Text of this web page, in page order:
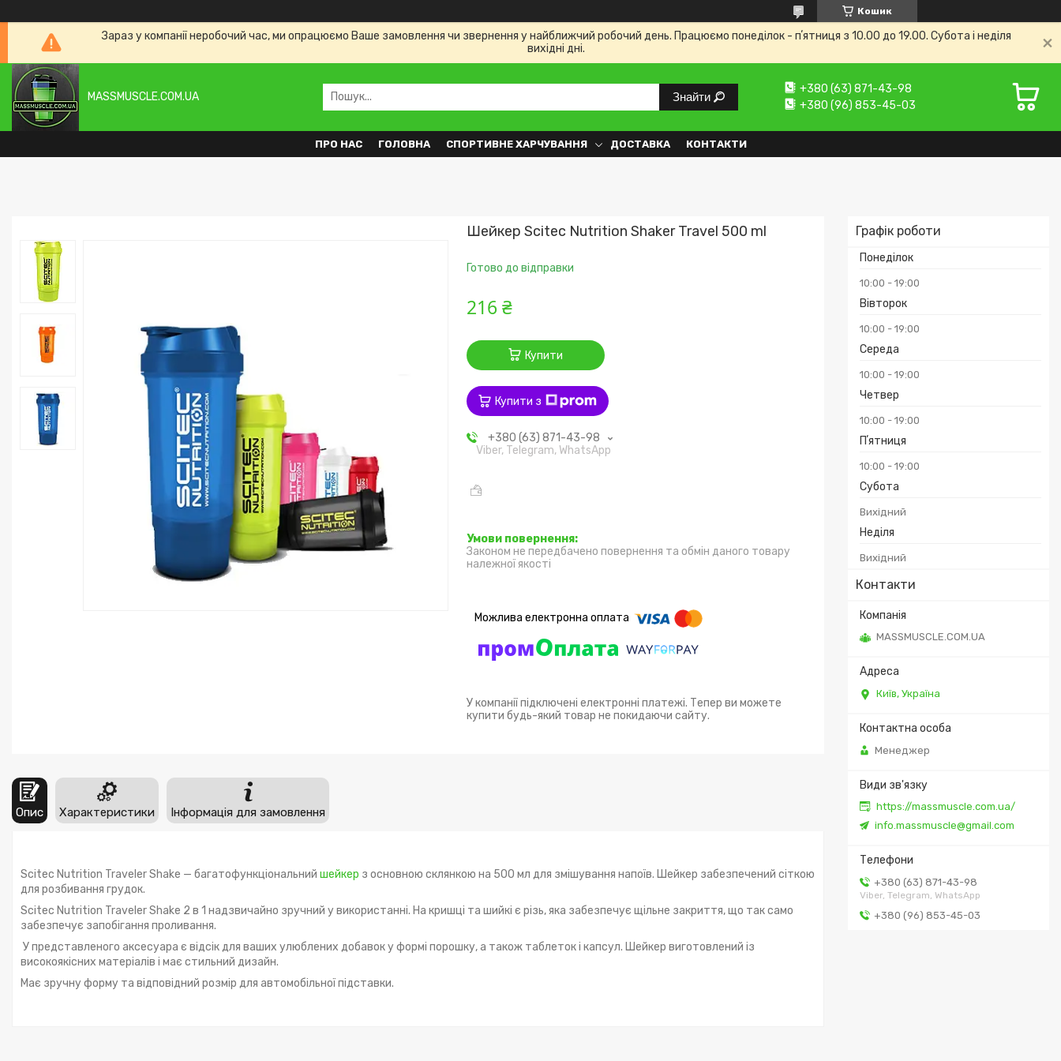
Кошик
Зараз у компанії неробочий час, ми опрацюємо Ваше замовлення чи звернення у найближчий робочий день. Працюємо понеділок - пʼятниця з 10.00 до 19.00. Субота і неділя
вихідні дні.
MASSMUSCLE.COM.UA Знайти
+380 (63) 871-43-98
+380 (96) 853-45-03
ПРО НАС ГОЛОВНА СПОРТИВНЕ ХАРЧУВАННЯ ДОСТАВКА КОНТАКТИ
Графік роботи
Понеділок
10:00 19:00
Вівторок
10:00 19:00
Середа
10:00 19:00
Четвер
10:00 19:00
Пʼятниця
10:00 19:00
Субота
Вихідний
Неділя
Вихідний
Контакти
MASSMUSCLE.COM.UA
Київ, Україна
Менеджер
https://massmuscle.com.ua/
info.massmuscle@gmail.com
+380 (63) 871-43-98
Viber, Telegram, WhatsApp
+380 (96) 853-45-03
Шейкер Scitec Nutrition Shaker Travel 500 ml
Готово до відправки
216 ₴
Купити
Купити з
+380 (63) 871-43-98
Viber, Telegram, WhatsApp
Законом не передбачено повернення та обмін даного товару
належної якості
У компанії підключені електронні платежі. Тепер ви можете
купити будь-який товар не покидаючи сайту.
Опис Характеристики Інформація для замовлення
Scitec Nutrition Traveler Shake — багатофункціональний шейкер з основною склянкою на 500 мл для змішування напоїв. Шейкер забезпечений сіткою
для розбивання грудок.
Scitec Nutrition Traveler Shake 2 в 1 надзвичайно зручний у використанні. На кришці та шийкі є різь, яка забезпечує щільне закриття, що так само
забезпечує запобігання проливання.
У представленого аксесуара є відсік для ваших улюблених добавок у формі порошку, а також таблеток і капсул. Шейкер виготовлений із
високоякісних матеріалів і має стильний дизайн.
Має зручну форму та відповідний розмір для автомобільної підставки.